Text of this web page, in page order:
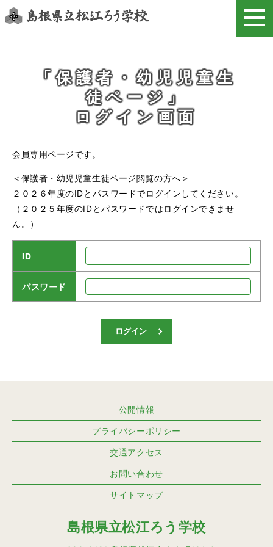
このページの本文へ
「保護者・幼児児童生
徒ページ」
ログイン画面
会員専用ページです。
＜保護者・幼児児童生徒ページ閲覧の方へ＞
２０２６年度のIDとパスワードでログインしてください。
（２０２５年度のIDとパスワードではログインできませ
ん。）
ID
パスワード
ログイン
公開情報
プライバシーポリシー
交通アクセス
お問い合わせ
サイトマップ
島根県立松江ろう学校